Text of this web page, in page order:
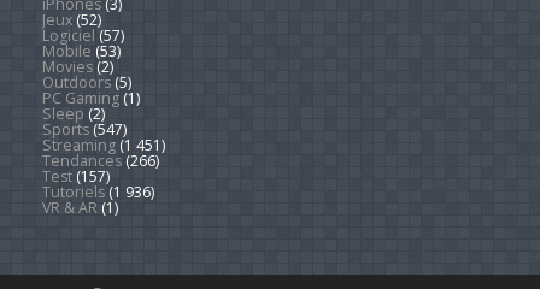
Jeux(52)
Logiciel (57)
Mobile (53)
Movies(2)
Outdoors(5)
PC Gaming(1)
Sleep (2)
Sports(547)
Streaming(1 451)
Tendances(266)
Test(157)
Tutoriels(1 936)
VR & AR(1)